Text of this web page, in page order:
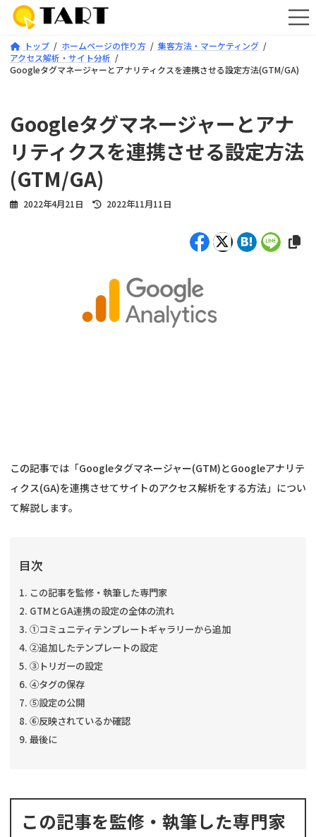
トップ ホームページの作り方
集客方法・マーケティング
アクセス解析・サイト分析
Googleタグマネージャーとアナリティクスを連携させる設定方法(GTM/GA)
Googleタグマネージャーとアナ
リティクスを連携させる設定方法
(GTM/GA)
2022年4月21日
最
2022年11月11日
この記事では「Googleタグマネージャー(GTM)とGoogleアナリテ
ィクス(GA)を連携させてサイトのアクセス解析をする方法」につい
て解説します。
目次
この記事を監修・執筆した専門家
GTMとGA連携の設定の全体の流れ
①コミュニティテンプレートギャラリーから追加
②追加したテンプレートの設定
③トリガーの設定
④タグの保存
⑤設定の公開
⑥反映されているか確認
最後に
この記事を監修・執筆した専門家